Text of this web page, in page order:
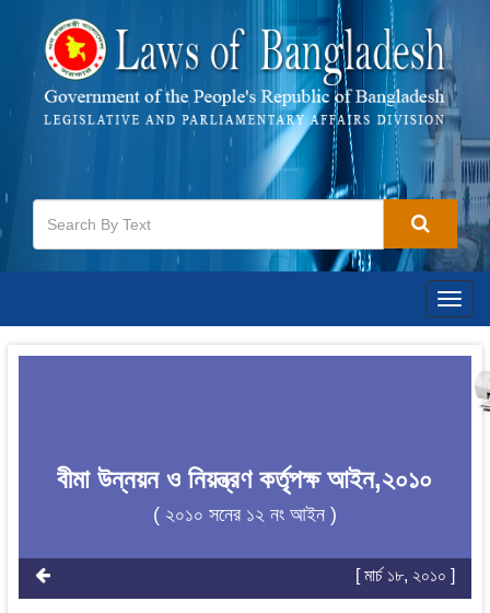
বীমা উন্নয়ন ও নিয়ন্ত্রণ কর্তৃপক্ষ আইন,২০১০
( ২০১০ সনের ১২ নং আইন )
[ মার্চ ১৮, ২০১০ ]